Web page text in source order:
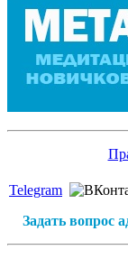
Telegram
Задать вопрос